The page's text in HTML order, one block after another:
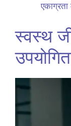
स्वस्थ